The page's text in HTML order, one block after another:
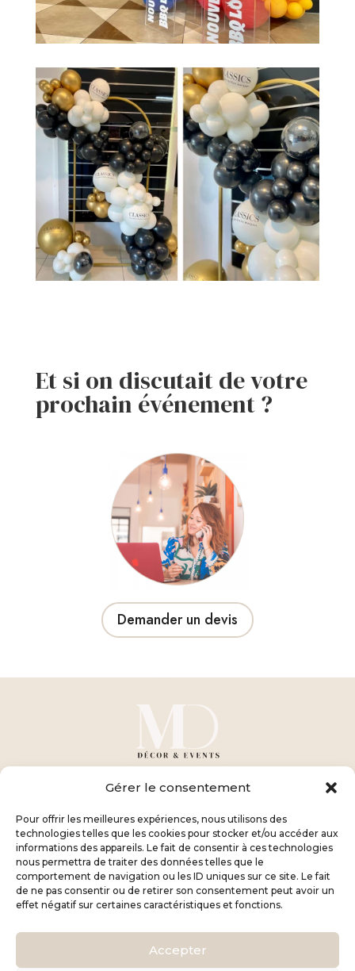
Gérer le consentement
Pour offrir les meilleures expériences, nous utilisons des
technologies telles que les cookies pour stocker et/ou accéder aux
informations des appareils. Le fait de consentir à ces technologies
nous permettra de traiter des données telles que le
comportement de navigation ou les ID uniques sur ce site. Le fait
de ne pas consentir ou de retirer son consentement peut avoir un
effet négatif sur certaines caractéristiques et fonctions.
Accepter
Et si on discutait de votre
prochain événement ?
Demander un devis

10000 Troyes
FRANCE
 COORDONNÉES
06 37 42 56 60
Copyright © 2024 | All Right Reserved